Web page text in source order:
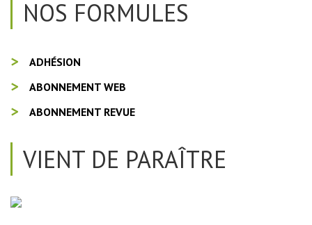
NOS FORMULES
ADHÉSION
ABONNEMENT WEB
ABONNEMENT REVUE
VIENT DE PARAÎTRE